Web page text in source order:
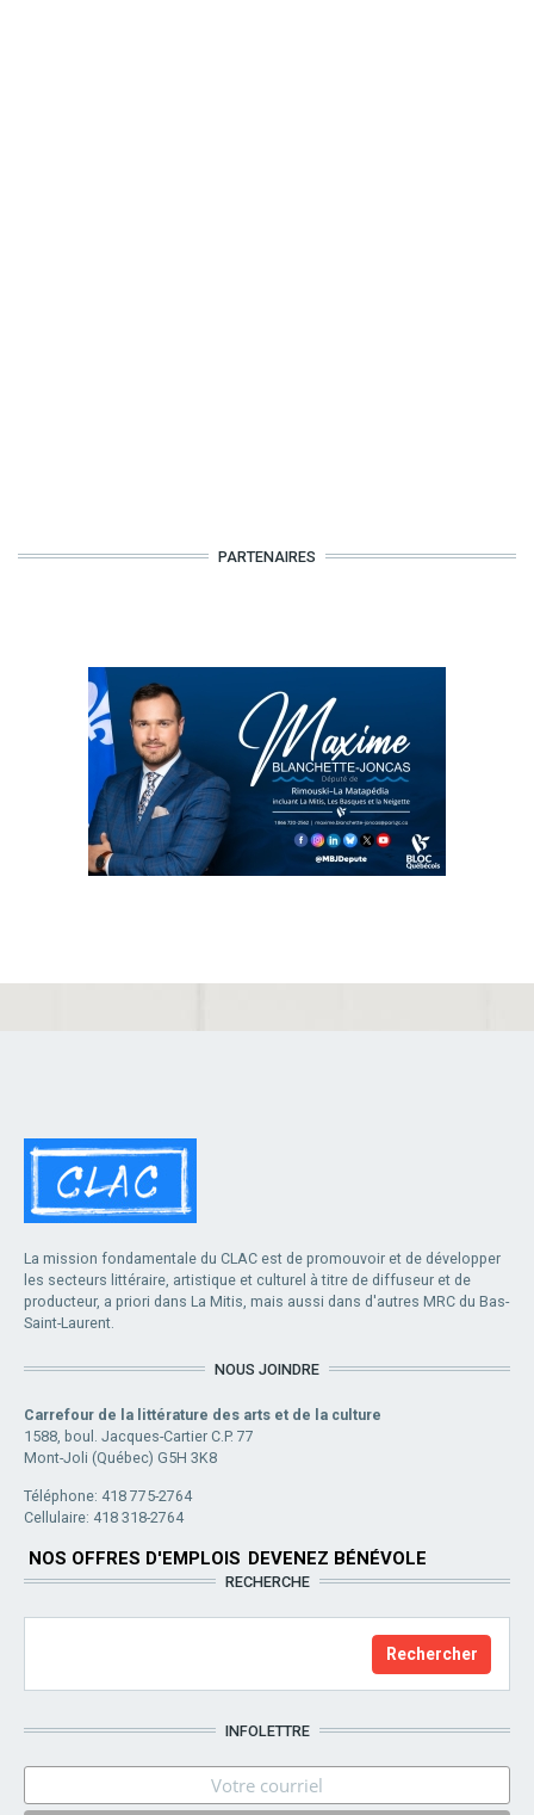
PARTENAIRES
La mission fondamentale du CLAC est de promouvoir et de développer
les secteurs littéraire, artistique et culturel à titre de diffuseur et de
producteur, a priori dans La Mitis, mais aussi dans d'autres MRC du Bas-
Saint-Laurent.
NOUS JOINDRE
Carrefour de la littérature des arts et de la culture
1588, boul. Jacques-Cartier C.P. 77
Mont-Joli (Québec) G5H 3K8
Téléphone: 418 775-2764
Cellulaire: 418 318-2764
NOS OFFRES D'EMPLOIS DEVENEZ BÉNÉVOLE
RECHERCHE
INFOLETTRE